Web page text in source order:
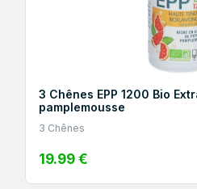
3 Chênes EPP 1200 Bio
pamplemousse
3 Chênes
19.99 €